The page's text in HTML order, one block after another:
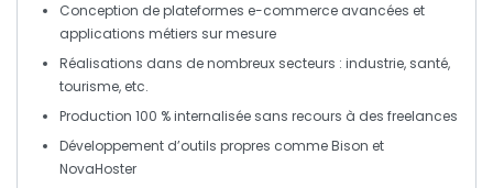
Conception deplateformes e-commerce avancées et
applications métiers sur mesure
Réalisations dans de nombreux secteurs : industrie, santé,
tourisme, etc.
Production 100 % internalisée sans recours à des freelances
Développement d’outils propres comme Bison et
NovaHoster